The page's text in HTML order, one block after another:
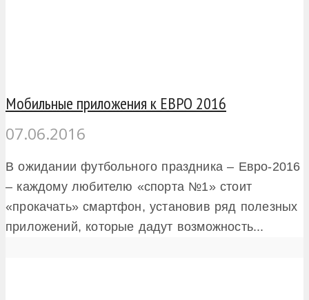
Мобильные приложения к ЕВРО 2016
07.06.2016
В ожидании футбольного праздника – Евро-2016
– каждому любителю «спорта №1» стоит
«прокачать» смартфон, установив ряд полезных
приложений, которые дадут возможность...